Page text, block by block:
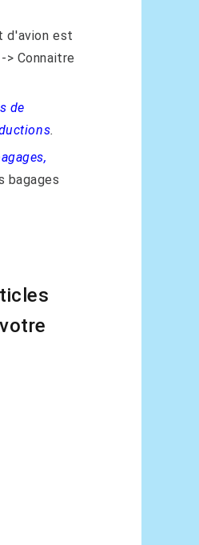
d'avion est
> Connaitre
de
.
bagages